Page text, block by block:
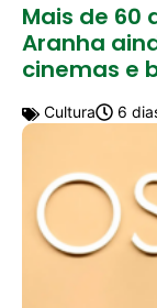
Mais de 60
Aranha
cinemas e
Cultura 6